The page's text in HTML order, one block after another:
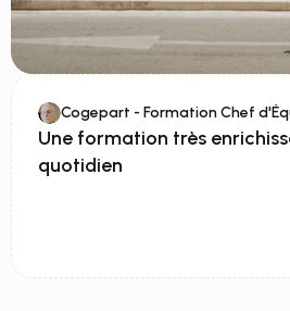
Cogepart - Formation Chef
Une formation très
quotidien